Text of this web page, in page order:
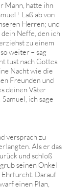
Mann, hatte ihn
! Laß ab von
Herren; und
Neffe, den ich
zu einem
weiter – sag
tust nach Gottes
Nacht wie die
Freunden und
deinen Väter
ich sage
versprach zu
Als er das
und schloß
seinen Onkel
Darauf
einen Plan,